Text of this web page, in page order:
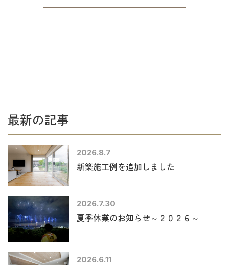
最新の記事
2026.8.7
新築施工例を追加しました
2026.7.30
夏季休業のお知らせ～２０２６～
2026.6.11